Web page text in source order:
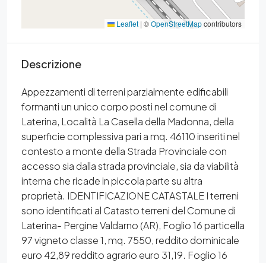
Leaflet | ©OpenStreetMapcontributors
Descrizione
Appezzamenti di terreni parzialmente edificabili
formanti un unico corpo posti nel comune di
Laterina, Località La Casella della Madonna, della
superficie complessiva pari a mq. 46110 inseriti nel
contesto a monte della Strada Provinciale con
accesso sia dalla strada provinciale, sia da viabilità
interna che ricade in piccola parte su altra
proprietà. IDENTIFICAZIONE CATASTALE I terreni
sono identificati al Catasto terreni del Comune di
Laterina- Pergine Valdarno (AR), Foglio 16 particella
97 vigneto classe 1, mq. 7550, reddito dominicale
euro 42,89 reddito agrario euro 31,19. Foglio 16